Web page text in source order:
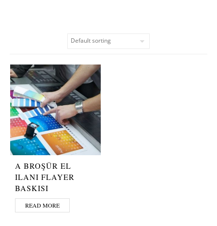
A BROŞÜR EL
ILANI FLAYER
BASKISI
READ MORE